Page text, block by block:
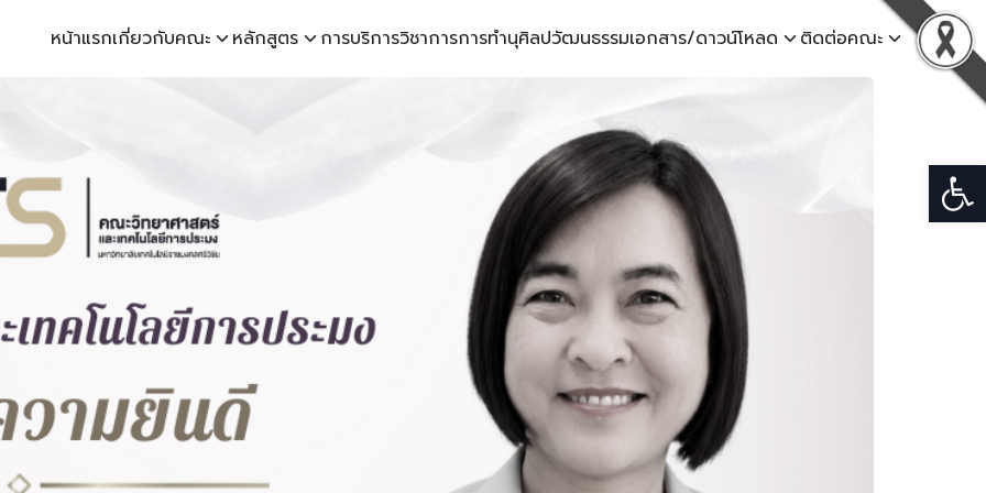
หน้าแรกเกี่ยวกับคณะ หลักสูตร การบริการวิชาการการทำนุศิลปวัฒนธรรมเอกสาร/ดาวน์โหลด
ติดต่อคณะ